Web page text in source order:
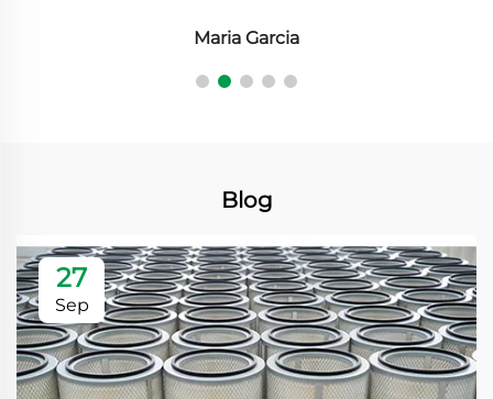
Maria Garcia
Blog
27
Sep